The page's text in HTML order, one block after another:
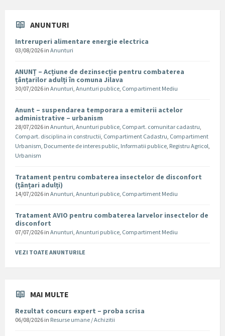
ANUNTURI
Intreruperi alimentare energie electrica
03/08/2026 in Anunturi
ANUNȚ – Acțiune de dezinsecție pentru combaterea
țânțarilor adulți în comuna Jilava
30/07/2026 in Anunturi, Anunturi publice, Compartiment Mediu
Anunt – suspendarea temporara a emiterii actelor
administrative – urbanism
28/07/2026 in Anunturi, Anunturi publice, Compart. comunitar cadastru,
Compart. disciplina in constructii, Compartiment Cadastru, Compartiment
Urbanism, Documente de interes public, Informatii publice, Registru Agricol,
Urbanism
Tratament pentru combaterea insectelor de disconfort
(țânțari adulți)
14/07/2026 in Anunturi, Anunturi publice, Compartiment Mediu
Tratament AVIO pentru combaterea larvelor insectelor de
disconfort
07/07/2026 in Anunturi, Anunturi publice, Compartiment Mediu
VEZI TOATE ANUNTURILE
MAI MULTE
Rezultat concurs expert – proba scrisa
06/08/2026 in Resurse umane / Achizitii